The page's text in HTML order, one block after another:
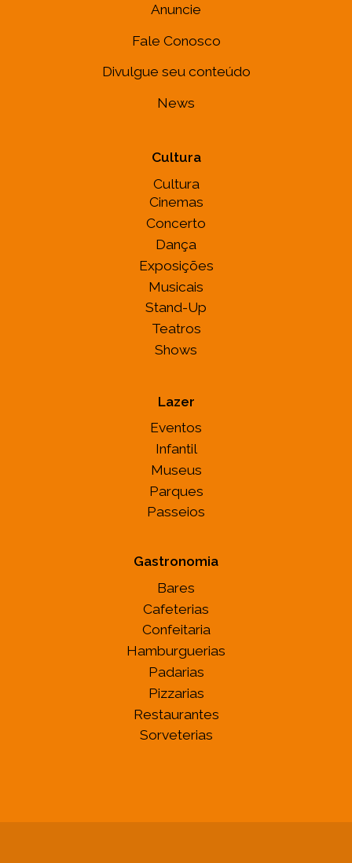
Anuncie
Fale Conosco
Divulgue seu conteúdo
News
Cultura
Cultura
Cinemas
Concerto
Dança
Exposições
Musicais
Stand-Up
Teatros
Shows
Lazer
Eventos
Infantil
Museus
Parques
Passeios
Gastronomia
Bares
Cafeterias
Confeitaria
Hamburguerias
Padarias
Pizzarias
Restaurantes
Sorveterias